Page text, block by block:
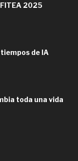
2025
de IA
toda una vida